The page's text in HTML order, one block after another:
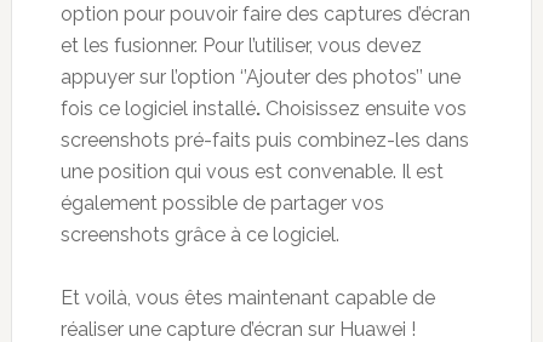
option pour pouvoir faire des captures d’écran
et les fusionner. Pour l’utiliser, vous devez
appuyer sur l’option ‘’Ajouter des photos’’ une
fois ce logiciel installé.Choisissez ensuite vos
screenshots pré-faits puis combinez-les dans
une position qui vous est convenable. Il est
également possible de partager vos
screenshots grâce à ce logiciel.
Et voilà, vous êtes maintenant capable de
réaliser une capture d’écran sur Huawei !